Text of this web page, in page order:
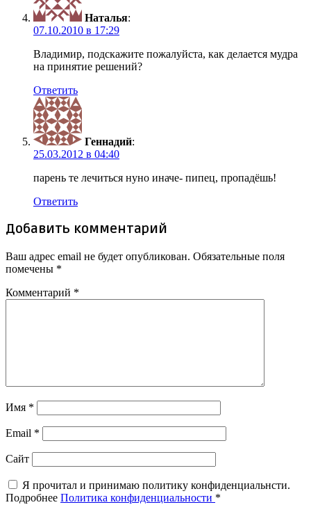
Наталья:
07.10.2010 в 17:29
Владимир, подскажите пожалуйста, как делается мудра
на принятие решений?
Ответить
Геннадий:
25.03.2012 в 04:40
парень те лечиться нуно иначе- пипец, пропадёшь!
Ответить
Добавить комментарий
Ваш адрес email не будет опубликован. Обязательные поля
помечены *
Комментарий *
Имя *
Email *
Сайт
Я прочитал и принимаю политику конфиденциальнсти.
Подробнее Политика конфиденциальности *